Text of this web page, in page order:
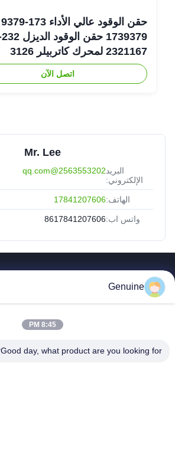
حقن الوقود عالي الأداء 173-9379
2321167 لمحرك كاتربيلر 3126
اتصل الآن
Mr. Lee
البريد
الإلكتروني:
2563553202@qq.com
الهاتف:17841207606
واتس اب:8617841207606
حول بنا
ضبط الجودة
Genuine
8:45 PM
Good day, what product are you looking for?